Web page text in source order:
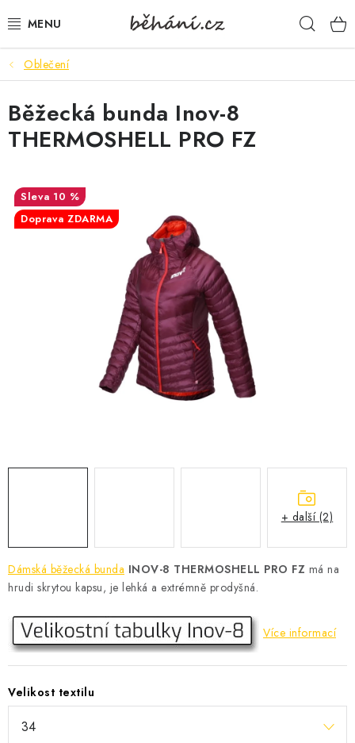
na
BOTY PÁNSKÉ
BOTY DÁMSKÉ
PÁNSKÉ OBLEČENÍ
DÁMSKÉ OBLEČENÍ
DOPLŇKY
VELIKOSTNÍ TABULKY
MEGA SLEVY
NOVINKY MIZUNO
NOVINKY INOV-8
OBLÍBENÉ DROBNOSTI
Oblečení
Dámská běžecká bunda INOV-8 THERMOSHELL PRO FZ má na
hrudi skrytou kapsu, je lehká a extrémně prodyšná.
Více informací
Velikost textilu
Běžecká bunda Inov-8
THERMOSHELL PRO FZ
10 %
Doprava ZDARMA
+ další (2)